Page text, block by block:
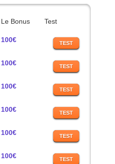
Le Bonus Test
100€ TEST
100€ TEST
100€ TEST
100€ TEST
100€ TEST
100€ TEST